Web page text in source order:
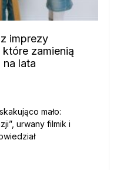
imprezy
zamienią
lata
mało:
urwany filmik i